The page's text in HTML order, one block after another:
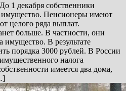
1 декабря собственники
имущество. Пенсионеры имеют
целого ряда выплат.
больше. В частности, они
имущество. В результате
порядка 3000 рублей. В России
налога
имеется два дома,